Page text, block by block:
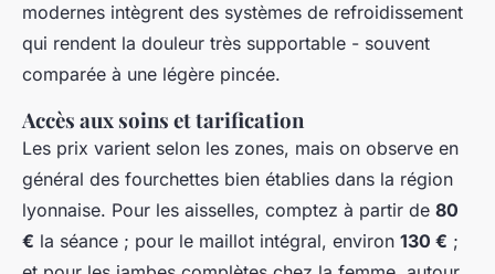
modernes intègrent des systèmes de refroidissement
qui rendent la douleur très supportable - souvent
comparée à une légère pincée.
Accès aux soins et tarification
Les prix varient selon les zones, mais on observe en
général des fourchettes bien établies dans la région
lyonnaise. Pour les aisselles, comptez à partir de 80
€ la séance ; pour le maillot intégral, environ 130 € ;